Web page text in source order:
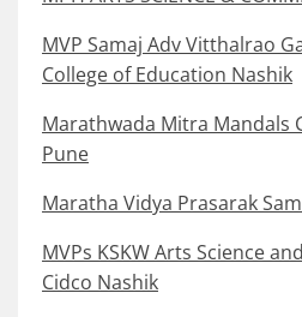
MVP Samaj Adv Vitthalrao
College of Education Nashik
Marathwada Mitra Mandals
Pune
Maratha Vidya Prasarak
MVPs KSKW Arts Science
Cidco Nashik